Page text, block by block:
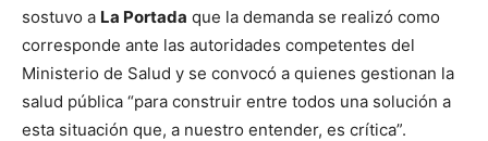
sostuvo a La Portada que la demanda se realizó como
corresponde ante las autoridades competentes del
Ministerio de Salud y se convocó a quienes gestionan la
salud pública “para construir entre todos una solución a
esta situación que, a nuestro entender, es crítica”.